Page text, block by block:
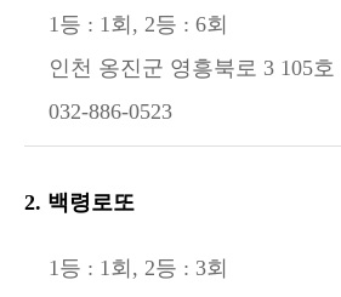
1등 : 1회, 2등 : 6회
인천 옹진군 영흥북로 3 105호
032-886-0523
2. 백령로또
1등 : 1회, 2등 : 3회